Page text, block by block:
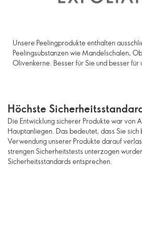
Unsere Peelingprodukte enthalten
Peelingsubstanzen wie Mandelschalen,
Olivenkerne. Besser für Sie und besser
Höchste
Die Entwicklung sicherer Produkte war von
Hauptanliegen. Das bedeutet, dass Sie sich
Verwendung unserer Produkte darauf
strengen Sicherheitstests unterzogen
Sicherheitsstandards entsprechen.